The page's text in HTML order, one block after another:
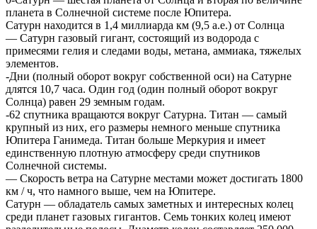
планета в Солнечной системе после Юпитера.
Сатурн находится в 1,4 миллиарда км (9,5 а.е.) от Солнца
— Сатурн газовый гигант, состоящий из водорода с
примесями гелия и следами воды, метана, аммиака, тяжелых
элементов.
-Дни (полный оборот вокруг собственной оси) на Сатурне
длятся 10,7 часа. Один год (один полный оборот вокруг
Солнца) равен 29 земным годам.
-62 спутника вращаются вокруг Сатурна. Титан — самый
крупный из них, его размеры немного меньше спутника
Юпитера Ганимеда. Титан больше Меркурия и имеет
единственную плотную атмосферу среди спутников
Солнечной системы.
— Скорость ветра на Сатурне местами может достигать 1800
км / ч, что намного выше, чем на Юпитере.
Сатурн — обладатель самых заметных и интересных колец
среди планет газовых гигантов. Семь тонких колец имеют